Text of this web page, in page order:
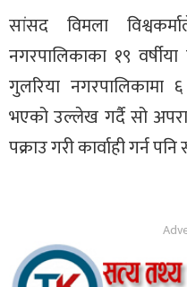
सांसद विमला
नगरपालिकाका १९
गुलरिया नगरपालिकामा ६
भएको उल्लेख गर्दै सो
पक्राउ गरी कार्वाही गर्न